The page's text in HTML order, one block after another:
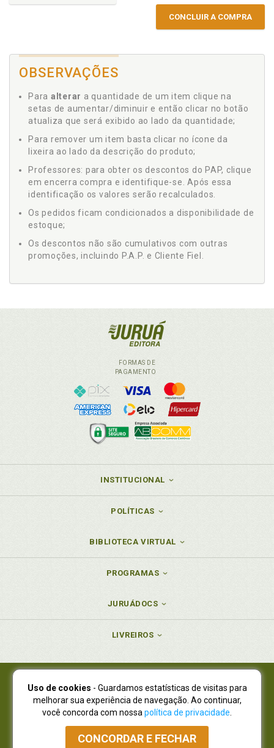
CONCLUIR A COMPRA
OBSERVAÇÕES
Para alterar a quantidade de um item clique na
setas de aumentar/diminuir e então clicar no botão
atualiza que será exibido ao lado da quantidade;
Para remover um item basta clicar no ícone da
lixeira ao lado da descrição do produto;
Professores: para obter os descontos do PAP, clique
em encerra compra e identifique-se. Após essa
identificação os valores serão recalculados.
Os pedidos ficam condicionados a disponibilidade de
estoque;
Os descontos não são cumulativos com outras
promoções, incluindo P.A.P. e Cliente Fiel.
FORMAS DE
PAGAMENTO
INSTITUCIONAL
POLÍTICAS
BIBLIOTECA VIRTUAL
PROGRAMAS
JURUÁDOCS
LIVREIROS
Juruá Editora Ltda., CNPJ 77.535.508/0001-19
Juruá Informática Ltda., CNPJ 01.701.561/0001-80
NOVO ENDEREÇO:R. Flávio Dallegrave, 7665, São Lourenço |
Curitiba - Paraná - CEP 82210-310
Atendimento: (41) 4009-3900|Vendas Atacado: (41) 4009-3939
Uso de cookies - Guardamos estatísticas de visitas para
melhorar sua experiência de navegação. Ao continuar,
você concorda com nossa política de privacidade
CONCORDAR E FECHAR